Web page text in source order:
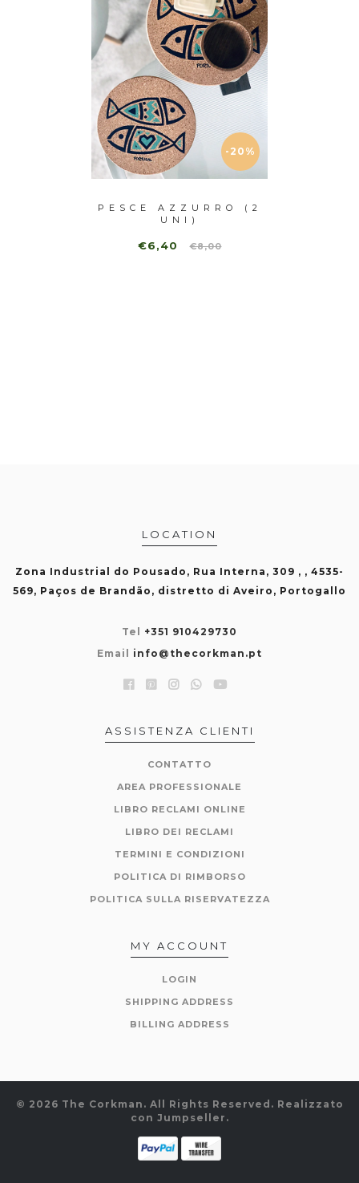
-20%
PESCE AZZURRO (2
UNI)
€6,40 €8,00
LOCATION
Zona Industrial do Pousado, Rua Interna, 309 , , 4535-
569, Paços de Brandão, distretto di Aveiro, Portogallo
Tel +351 910429730
Email info@thecorkman.pt
ASSISTENZA CLIENTI
CONTATTO
AREA PROFESSIONALE
LIBRO RECLAMI ONLINE
LIBRO DEI RECLAMI
TERMINI E CONDIZIONI
POLITICA DI RIMBORSO
POLITICA SULLA RISERVATEZZA
MY ACCOUNT
LOGIN
SHIPPING ADDRESS
BILLING ADDRESS
© 2026 The Corkman. All Rights Reserved. Realizzato
con Jumpseller .